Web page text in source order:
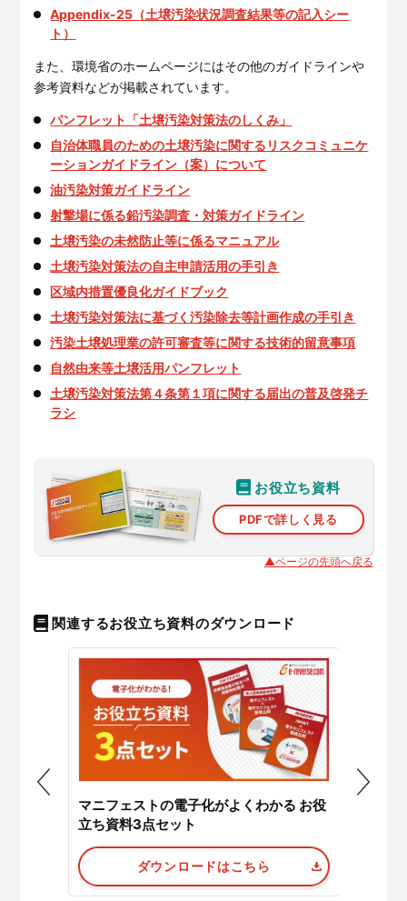
Appendix-25（土壌汚染状況調査結果等の記入シー
ト）
また、環境省のホームページにはその他のガイドラインや
参考資料などが掲載されています。
パンフレット「土壌汚染対策法のしくみ」
自治体職員のための土壌汚染に関するリスクコミュニケ
ーションガイドライン（案）について
油汚染対策ガイドライン
射撃場に係る鉛汚染調査・対策ガイドライン
土壌汚染の未然防止等に係るマニュアル
土壌汚染対策法の自主申請活用の手引き
区域内措置優良化ガイドブック
土壌汚染対策法に基づく汚染除去等計画作成の手引き
汚染土壌処理業の許可審査等に関する技術的留意事項
自然由来等土壌活用パンフレット
土壌汚染対策法第４条第１項に関する届出の普及啓発チ
ラシ
お役立ち資料
PDFで詳しく見る
▲ページの先頭へ戻る
関連するお役立ち資料のダウンロード
マニフェストの電子化がよくわかる お役
立ち資料3点セット
ダウンロードはこちら